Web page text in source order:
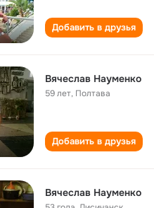
Добавить в друзья
Вячеслав Науменко
59 лет, Полтава
Добавить в друзья
Вячеслав Науменко